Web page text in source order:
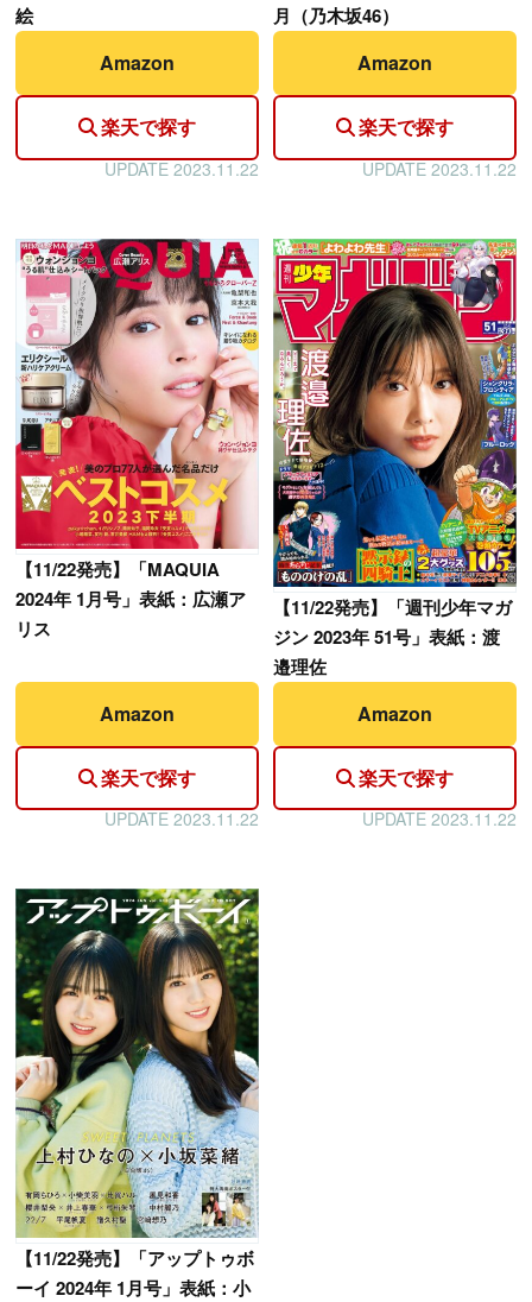
絵
Amazon
楽天で探す
UPDATE 2023.11.22
月（乃木坂46）
Amazon
楽天で探す
UPDATE 2023.11.22
【11/22発売】「MAQUIA
2024年 1月号」表紙：広瀬ア
リス
Amazon
楽天で探す
UPDATE 2023.11.22
【11/22発売】「週刊少年マガ
ジン 2023年 51号」表紙：渡
邉理佐
Amazon
楽天で探す
UPDATE 2023.11.22
【11/22発売】「アップトゥボ
ーイ 2024年 1月号」表紙：小